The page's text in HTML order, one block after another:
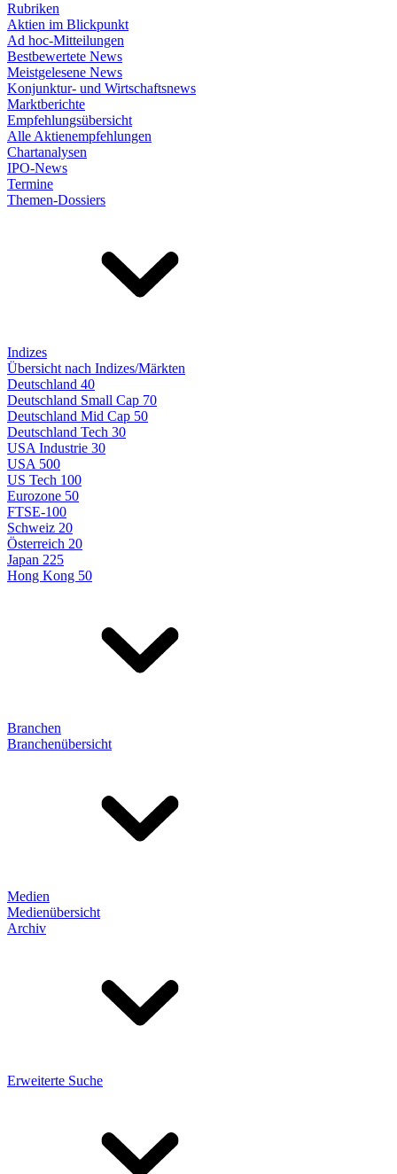
Rubriken
Aktien im Blickpunkt
Ad hoc-Mitteilungen
Bestbewertete News
Meistgelesene News
Konjunktur- und Wirtschaftsnews
Marktberichte
Empfehlungsübersicht
Alle Aktienempfehlungen
Chartanalysen
IPO-News
Termine
Themen-Dossiers
Indizes
Übersicht nach Indizes/Märkten
Deutschland 40
Deutschland Small Cap 70
Deutschland Mid Cap 50
Deutschland Tech 30
USA Industrie 30
USA 500
US Tech 100
Eurozone 50
FTSE-100
Schweiz 20
Österreich 20
Japan 225
Hong Kong 50
Branchen
Branchenübersicht
Medien
Medienübersicht
Archiv
Erweiterte Suche